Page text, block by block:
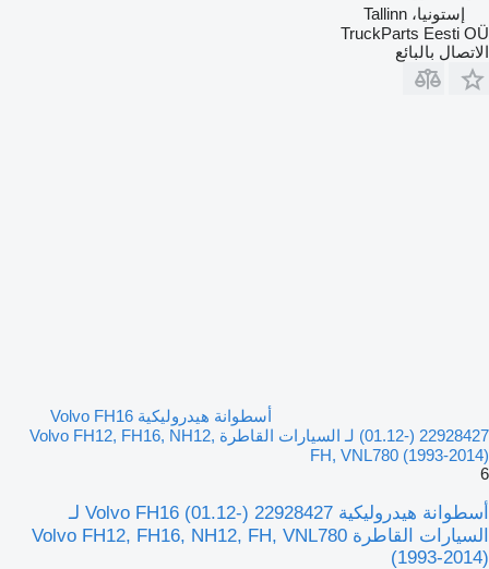
إستونيا، Tallinn
TruckParts Eesti OÜ
الاتصال بالبائع
أسطوانة هيدروليكية Volvo FH16
(01.12-) 22928427 لـ السيارات القاطرة Volvo FH12, FH16, NH12,
FH, VNL780 (1993-2014)
6
أسطوانة هيدروليكية Volvo FH16 (01.12-) 22928427 لـ
السيارات القاطرة Volvo FH12, FH16, NH12, FH, VNL780
(1993-2014)